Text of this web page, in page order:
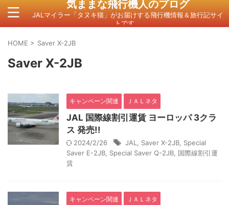
気ままな飛行機人のプログ
JALマイラー「タヌキ猫」がお届けする飛行機情報＆旅行記サイ
トです。
HOME > Saver X-2JB
Saver X-2JB
キャンペーン関連 ＪＡＬネタ
JAL 国際線割引運賃 ヨーロッパ 3クラ
ス 発売!!
2024/2/26 JAL Saver X-2JB Special
Saver E-2JB Special Saver Q-2JB 国際線割引運
賃
キャンペーン関連 ＪＡＬネタ